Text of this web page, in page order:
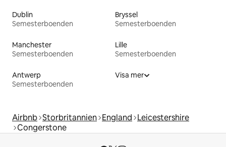
Dublin
Semesterboenden
Bryssel
Semesterboenden
Manchester
Semesterboenden
Lille
Semesterboenden
Antwerp
Semesterboenden
Visa mer
Airbnb Storbritannien England Leicestershire
Congerstone